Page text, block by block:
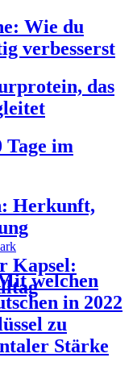
Wie du
verbesserst
das
im
Herkunft,
Kapsel:
zu
Stärke
welchen
in 2022